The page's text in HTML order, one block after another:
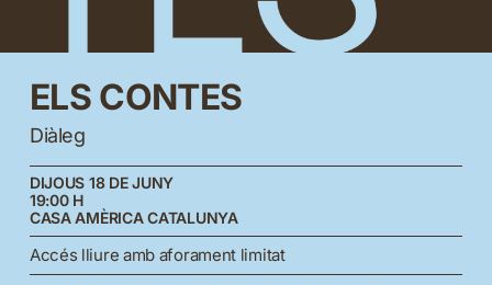
ELS CONTES
Diàleg
DIJOUS 18 DE JUNY
19:00 H
CASA AMÈRICA CATALUNYA
Accés lliure amb aforament limitat